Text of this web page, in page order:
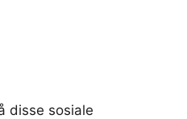
disse sosiale